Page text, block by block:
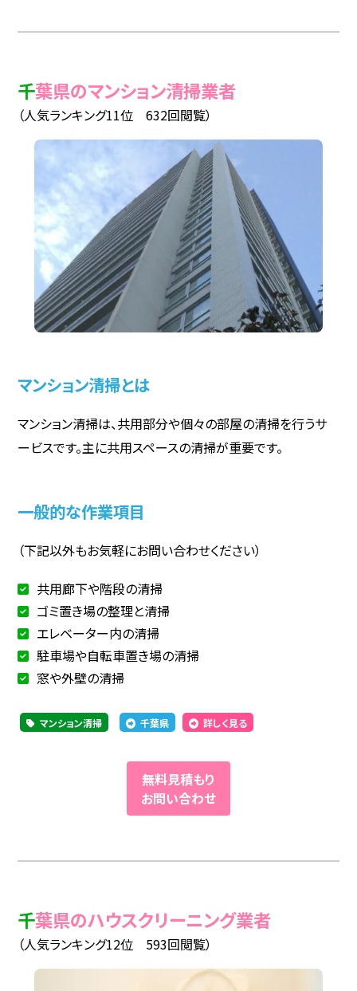
千葉県のマンション清掃業者
（人気ランキング11位 632回閲覧）
マンション清掃とは
マンション清掃は、共用部分や個々の部屋の清掃を行うサ
ービスです。主に共用スペースの清掃が重要です。
一般的な作業項目
（下記以外もお気軽にお問い合わせください）
共用廊下や階段の清掃
ゴミ置き場の整理と清掃
エレベーター内の清掃
駐車場や自転車置き場の清掃
窓や外壁の清掃
マンション清掃 千葉県 詳しく見る
無料見積もり
お問い合わせ
千葉県のハウスクリーニング業者
（人気ランキング12位 593回閲覧）